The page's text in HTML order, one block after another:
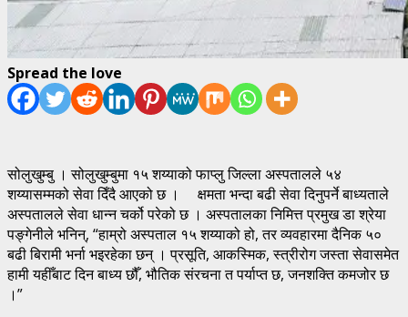
Spread the love
सोलुखुम्बु । सोलुखुम्बुमा १५ शय्याको फाप्लु जिल्ला अस्पतालले ५४
शय्यासम्मको सेवा दिँदै आएको छ । क्षमता भन्दा बढी सेवा दिनुपर्ने बाध्यताले
अस्पतालले सेवा धान्न चर्को परेको छ । अस्पतालका निमित्त प्रमुख डा श्रेया
पङ्गेनीले भनिन्, “हाम्रो अस्पताल १५ शय्याको हो, तर व्यवहारमा दैनिक ५०
बढी बिरामी भर्ना भइरहेका छन् । प्रसूति, आकस्मिक, स्त्रीरोग जस्ता सेवासमेत
हामी यहीँबाट दिन बाध्य छौँ, भौतिक संरचना त पर्याप्त छ, जनशक्ति कमजोर छ
।”